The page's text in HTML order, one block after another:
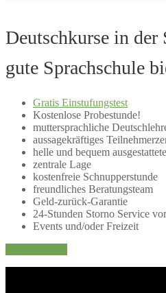
Deutschkurse in der
gute Sprachschule
Gratis Einstufungstest
Kostenlose Probestunde!
muttersprachliche
aussagekräftiges
helle und bequem
zentrale Lage
kostenfreie Schnupperstunde
freundliches Beratungsteam
Geld-zurück-Garantie
24-Stunden Storno Service
Events und/oder Freizeit